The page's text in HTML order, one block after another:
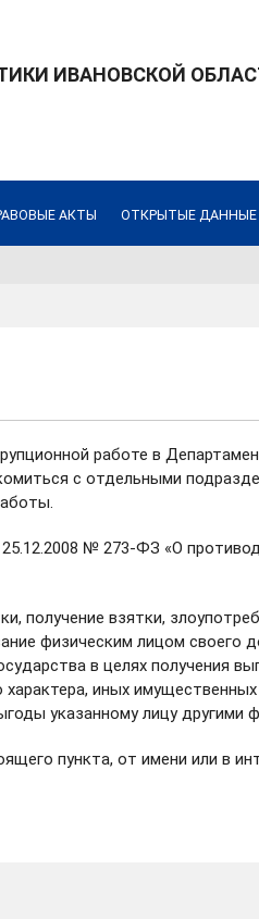
ИВАНОВСКОЙ
АКТЫ ОТКРЫТЫЕ ДАННЫЕ
работе в
с отдельными
№ 273-ФЗ «О
получение взятки,
физическим лицом своего
в целях получения
иных
указанному лицу другими
пункта, от имени или в